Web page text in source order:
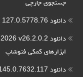
جستجوی جارچی
دانلود Opera 127.0.5778.76 – نرم افزار مرورگر اینترنت اپرا
ابزارهای کمکی فتوشاپ